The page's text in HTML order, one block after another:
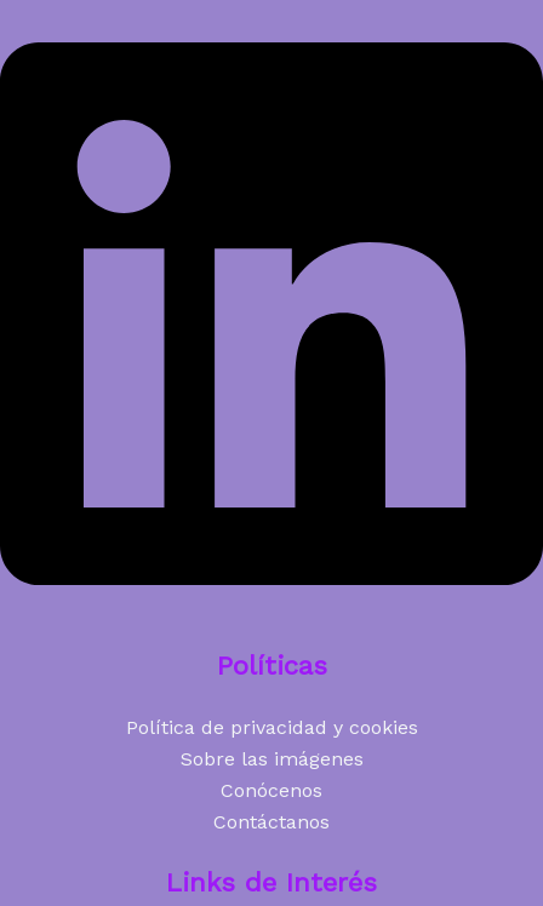
Políticas
Política de privacidad y cookies
Sobre las imágenes
Conócenos
Contáctanos
Links de Interés